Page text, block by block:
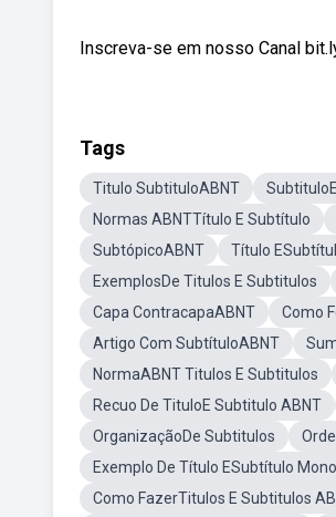
Inscreva-se em nosso Canal
Tags
Titulo SubtituloABNT
Normas ABNTTítulo E Subtítulo
SubtópicoABNT
Título
ExemplosDe Titulos E Subtitulos
Capa ContracapaABNT
Como
Artigo Com SubtítuloABNT
NormaABNT Titulos E Subtitulos
Recuo De TituloE Subtitulo ABNT
OrganizaçãoDe Subtitulos
Exemplo De Título ESubtítulo
Como FazerTitulos E Subtitulos